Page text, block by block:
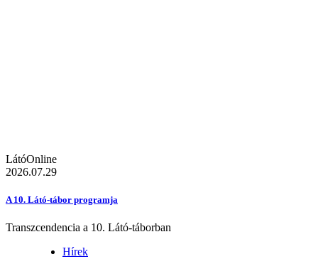
LátóOnline
2026.07.29
A 10. Látó-tábor programja
Transzcendencia a 10. Látó-táborban
Hírek